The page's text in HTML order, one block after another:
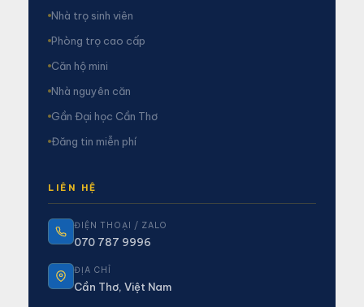
Nhà trọ sinh viên
Phòng trọ cao cấp
Căn hộ mini
Nhà nguyên căn
Gần Đại học Cần Thơ
Đăng tin miễn phí
LIÊN HỆ
ĐIỆN THOẠI / ZALO
070 787 9996
ĐỊA CHỈ
Cần Thơ, Việt Nam